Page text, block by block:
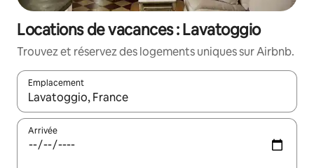
Locations de vacances : Lavatoggio
Trouvez et réservez des logements uniques sur Airbnb.
Emplacement
Quand les résultats sont affichés, parcourez-les en utilisant
Arrivée